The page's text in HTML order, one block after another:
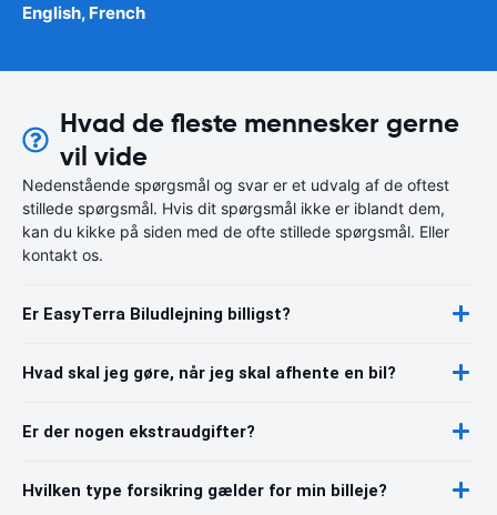
English, French
Hvad de fleste mennesker gerne
vil vide
Nedenstående spørgsmål og svar er et udvalg af de oftest
stillede spørgsmål. Hvis dit spørgsmål ikke er iblandt dem,
kan du kikke på siden med de ofte stillede spørgsmål. Eller
kontakt os.
Er EasyTerra Biludlejning billigst?
Hvad skal jeg gøre, når jeg skal afhente en bil?
Er der nogen ekstraudgifter?
Hvilken type forsikring gælder for min billeje?